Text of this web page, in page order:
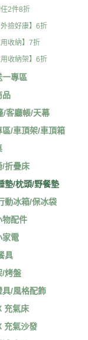
2件8折
外撿好康】6折
用收納】7折
用收納架】6折
一專區
品
客廳帳/天幕
區/車頂架/車頂箱
/折疊床
墊/枕頭/野餐墊
動冰箱/保冰袋
物配件
家電
具
/烤盤
具/風格配飾
充氣床
充氣沙發